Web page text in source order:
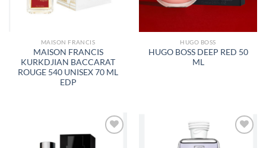
MAISON FRANCIS
MAISON FRANCIS
KURKDJIAN BACCARAT
ROUGE 540 UNISEX 70 ML
EDP
HUGO BOSS
HUGO BOSS DEEP RED 50
ML
AÑADIR